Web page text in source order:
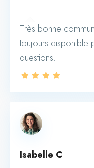
Très bonne
toujours disponible
questions.
Isabelle C